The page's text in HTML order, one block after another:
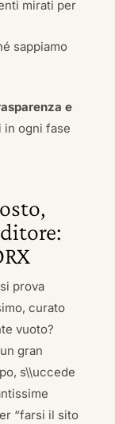
mirati per
sappiamo
e
in ogni fase
prova
curato
vuoto?
gran
s\\uccede
“farsi il sito